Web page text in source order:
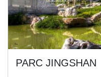
PARC JINGSHAN